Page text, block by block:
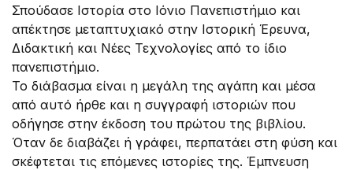
Σπούδασε Ιστορία στο Ιόνιο Πανεπιστήμιο και
απέκτησε μεταπτυχιακό στην Ιστορική Έρευνα,
Διδακτική και Νέες Τεχνολογίες από το ίδιο
πανεπιστήμιο.
Το διάβασμα είναι η μεγάλη της αγάπη και μέσα
από αυτό ήρθε και η συγγραφή ιστοριών που
οδήγησε στην έκδοση του πρώτου της βιβλίου.
Όταν δε διαβάζει ή γράφει, περπατάει στη φύση και
σκέφτεται τις επόμενες ιστορίες της. Έμπνευση